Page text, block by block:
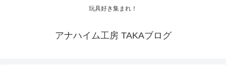
玩具好き集まれ！
アナハイム工房 TAKAブログ